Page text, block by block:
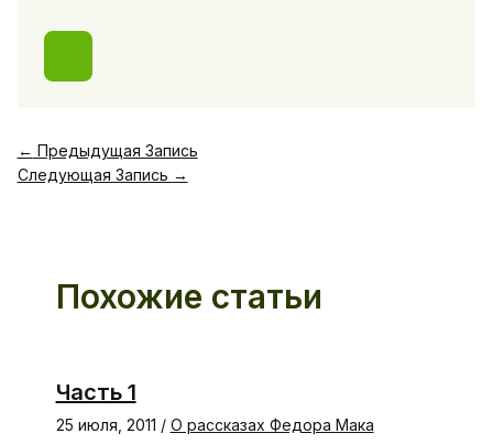
← Предыдущая Запись
Следующая Запись →
Похожие статьи
Часть 1
25 июля, 2011 / О рассказах Федора Мака